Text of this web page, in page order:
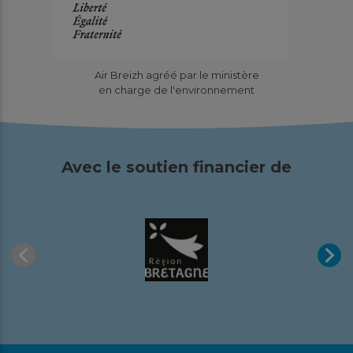
Site de valorisation organique de
surveillance 2025
Pourquoi cette surveillance ? Pour la sixième année
suivi spécifique...
Air Breizh agréé par le ministère
en charge de l'environnement
Avec le soutien financier de